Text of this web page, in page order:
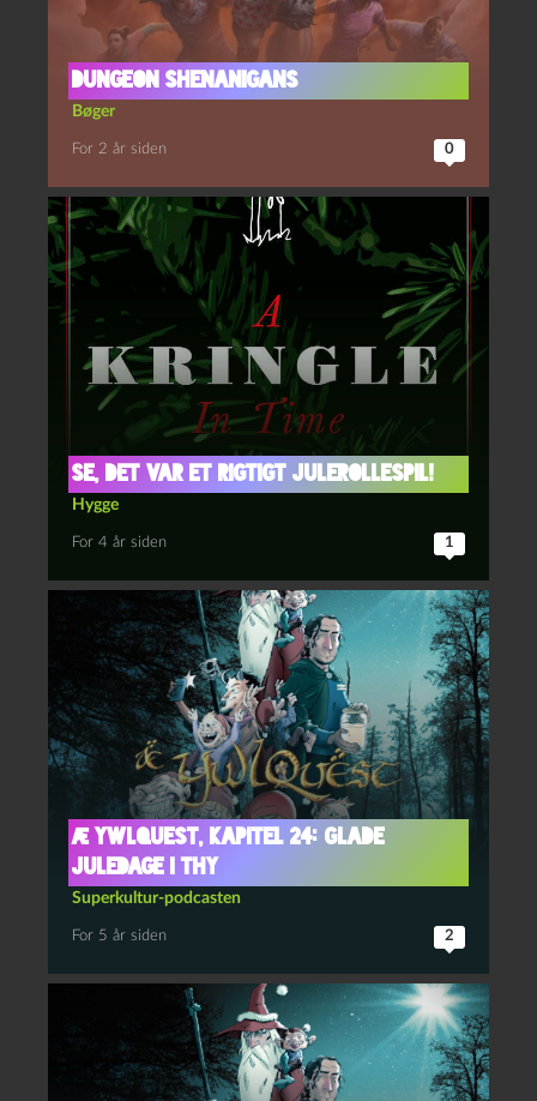
Dungeon shenanigans
Bøger
For 2 år siden 0
Se, det var et rigtigt julerollespil!
Hygge
For 4 år siden 1
Æ YwlQuest, kapitel 24: Glade
juledage i Thy
Superkultur-podcasten
For 5 år siden 2